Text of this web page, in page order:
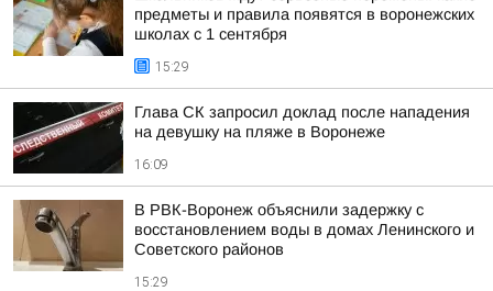
предметы и правила появятся в воронежских
школах с 1 сентября
15:29
Глава СК запросил доклад после нападения
на девушку на пляже в Воронеже
16:09
В РВК-Воронеж объяснили задержку с
восстановлением воды в домах Ленинского и
Советского районов
15:29